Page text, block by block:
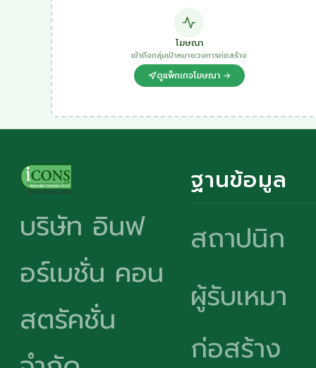
โฆษณา
เข้าถึงกลุ่มเป้าหมายวงการก่อสร้าง
ดูแพ็กเกจโฆษณา →
บริษัท อินฟ
อร์เมชั่น คอน
สตรัคชั่น
ฐานข้อมูล
สถาปนิก
ผู้รับเหมา
ก่อสร้าง